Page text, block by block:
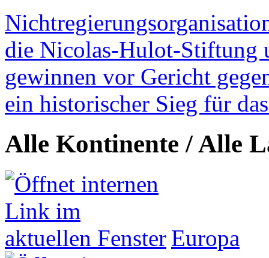
die Nicolas-Hulot-Stiftung
gewinnen vor Gericht
ein historischer Sieg für
Alle Kontinente / Alle
Europa